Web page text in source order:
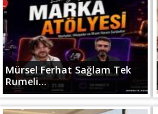
Mürsel Ferhat Sağlam Tek
Rumeli...